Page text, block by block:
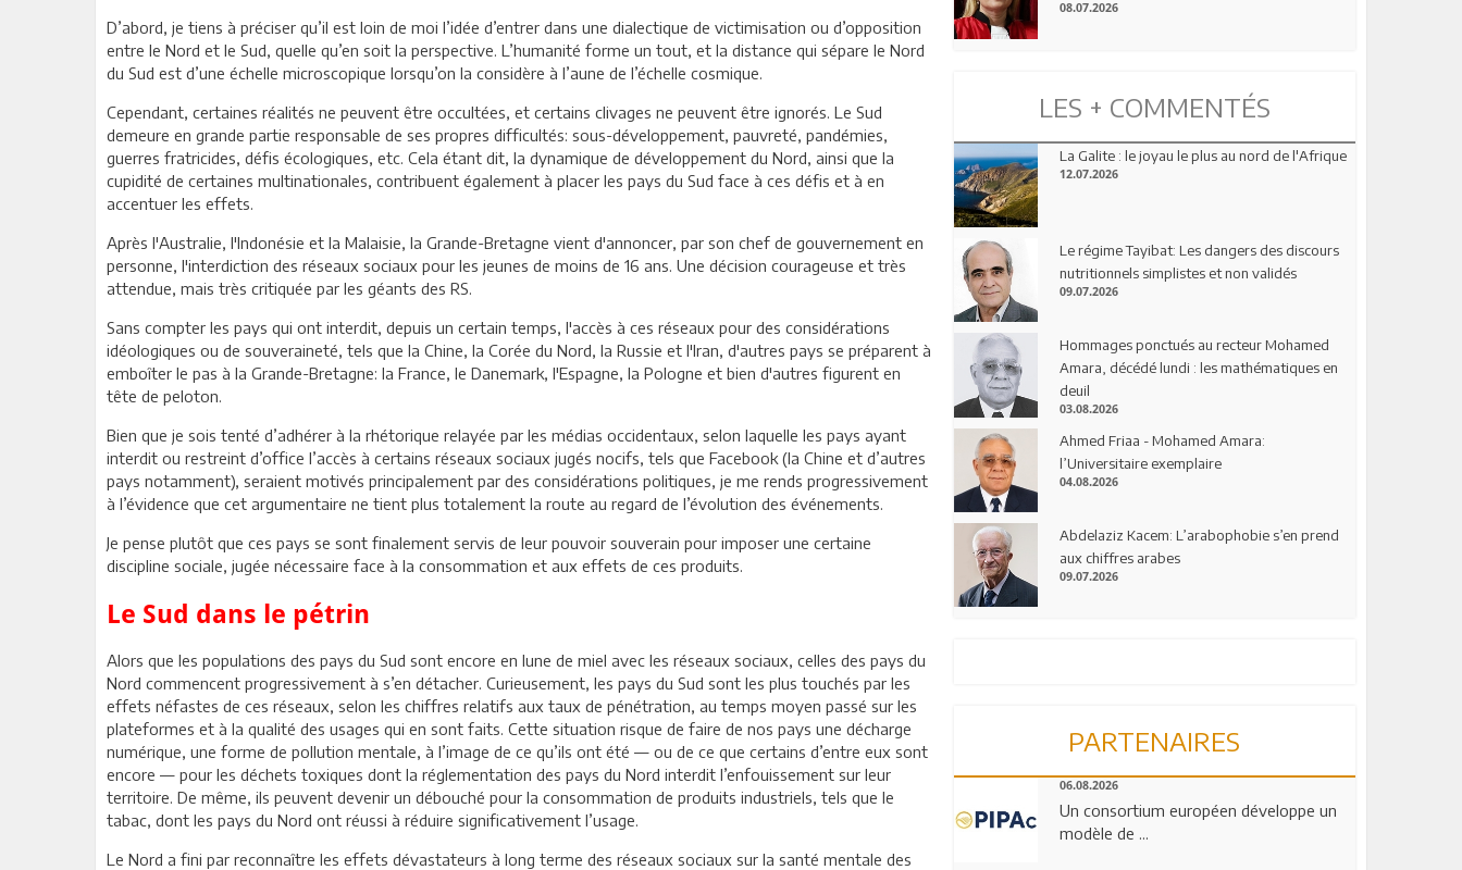
D’abord, je tiens à préciser qu’il est loin de moi l’idée d’entrer dans une dialectique de victimisation ou d’opposition
entre le Nord et le Sud, quelle qu’en soit la perspective. L’humanité forme un tout, et la distance qui sépare le Nord
du Sud est d’une échelle microscopique lorsqu’on la considère à l’aune de l’échelle cosmique.
Cependant, certaines réalités ne peuvent être occultées, et certains clivages ne peuvent être ignorés. Le Sud
demeure en grande partie responsable de ses propres difficultés: sous-développement, pauvreté, pandémies,
guerres fratricides, défis écologiques, etc. Cela étant dit, la dynamique de développement du Nord, ainsi que la
cupidité de certaines multinationales, contribuent également à placer les pays du Sud face à ces défis et à en
accentuer les effets.
Après l'Australie, l'Indonésie et la Malaisie, la Grande-Bretagne vient d'annoncer, par son chef de gouvernement en
personne, l'interdiction des réseaux sociaux pour les jeunes de moins de 16 ans. Une décision courageuse et très
attendue, mais très critiquée par les géants des RS.
Sans compter les pays qui ont interdit, depuis un certain temps, l'accès à ces réseaux pour des considérations
idéologiques ou de souveraineté, tels que la Chine, la Corée du Nord, la Russie et l'Iran, d'autres pays se préparent à
emboîter le pas à la Grande-Bretagne: la France, le Danemark, l'Espagne, la Pologne et bien d'autres figurent en
tête de peloton.
Bien que je sois tenté d’adhérer à la rhétorique relayée par les médias occidentaux, selon laquelle les pays ayant
interdit ou restreint d’office l’accès à certains réseaux sociaux jugés nocifs, tels que Facebook (la Chine et d’autres
pays notamment), seraient motivés principalement par des considérations politiques, je me rends progressivement
à l’évidence que cet argumentaire ne tient plus totalement la route au regard de l’évolution des événements.
Je pense plutôt que ces pays se sont finalement servis de leur pouvoir souverain pour imposer une certaine
discipline sociale, jugée nécessaire face à la consommation et aux effets de ces produits.
Le Sud dans le pétrin
Alors que les populations des pays du Sud sont encore en lune de miel avec les réseaux sociaux, celles des pays du
Nord commencent progressivement à s’en détacher. Curieusement, les pays du Sud sont les plus touchés par les
effets néfastes de ces réseaux, selon les chiffres relatifs aux taux de pénétration, au temps moyen passé sur les
plateformes et à la qualité des usages qui en sont faits. Cette situation risque de faire de nos pays une décharge
numérique, une forme de pollution mentale, à l’image de ce qu’ils ont été — ou de ce que certains d’entre eux sont
encore — pour les déchets toxiques dont la réglementation des pays du Nord interdit l’enfouissement sur leur
territoire. De même, ils peuvent devenir un débouché pour la consommation de produits industriels, tels que le
tabac, dont les pays du Nord ont réussi à réduire significativement l’usage.
Le Nord a fini par reconnaître les effets dévastateurs à long terme des réseaux sociaux sur la santé mentale des
08.07.2026
LES + COMMENTÉS
La Galite : le joyau le plus au nord de l'Afrique
12.07.2026
Le régime Tayibat: Les dangers des discours
nutritionnels simplistes et non validés
09.07.2026
Hommages ponctués au recteur Mohamed
Amara, décédé lundi : les mathématiques en
deuil
03.08.2026
Ahmed Friaa - Mohamed Amara:
l’Universitaire exemplaire
04.08.2026
Abdelaziz Kacem: L’arabophobie s’en prend
aux chiffres arabes
09.07.2026
PARTENAIRES
06.08.2026
Un consortium européen développe un
modèle de ...